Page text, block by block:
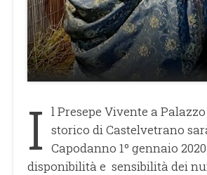
I l Presepe Vivente a
storico di Castelvetrano
Capodanno 1º gennaio
disponibilità e sensibilità dei